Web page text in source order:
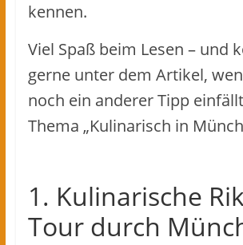
kennen.
Viel Spaß beim Lesen – und
gerne unter dem Artikel,
noch ein anderer Tipp
Thema „Kulinarisch in
1. Kulinarische
Tour durch